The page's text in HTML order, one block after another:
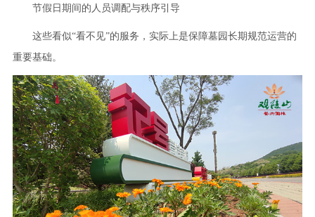
节假日期间的人员调配与秩序引导
这些看似“看不见”的服务，实际上是保障墓园长期规范运营的
重要基础。